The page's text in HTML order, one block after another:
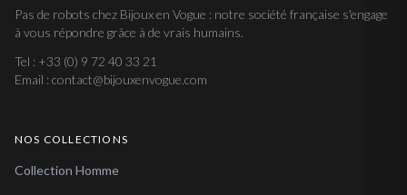
Pas de robots chez Bijoux en Vogue : notre société française s'engage
à vous répondre grâce à de vrais humains.
Tel : +33 (0) 9 72 40 33 21
Email : contact@bijouxenvogue.com
NOS COLLECTIONS
Collection Homme